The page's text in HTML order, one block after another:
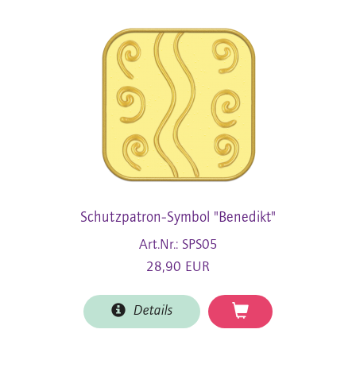
Schutzpatron-Symbol "Benedikt"
Art.Nr.: SPS05
28,90 EUR
Details